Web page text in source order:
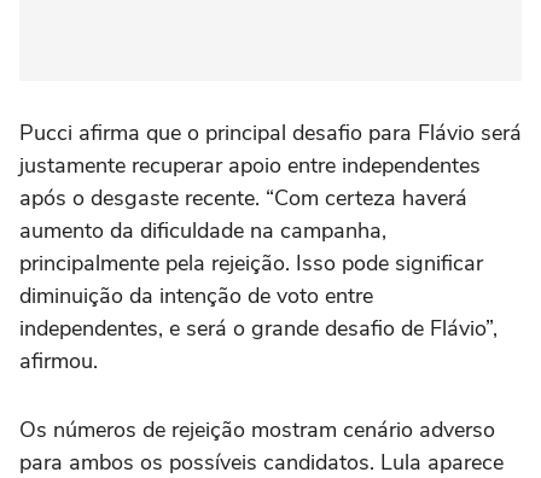
Pucci afirma que o principal desafio para Flávio será
justamente recuperar apoio entre independentes
após o desgaste recente. “Com certeza haverá
aumento da dificuldade na campanha,
principalmente pela rejeição. Isso pode significar
diminuição da intenção de voto entre
independentes, e será o grande desafio de Flávio”,
afirmou.
Os números de rejeição mostram cenário adverso
para ambos os possíveis candidatos. Lula aparece